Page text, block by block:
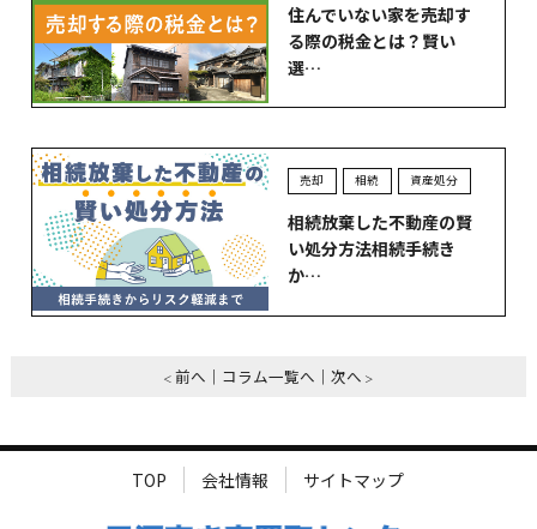
住んでいない家を売却す
る際の税金とは？賢い
選…
売却 相続 資産処分
相続放棄した不動産の賢
い処分方法相続手続き
か…
前へ コラム一覧へ 次へ
TOP 会社情報 サイトマップ